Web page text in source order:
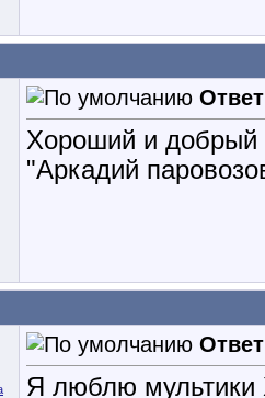
Хороший и
"Аркадий
Я люблю мультики